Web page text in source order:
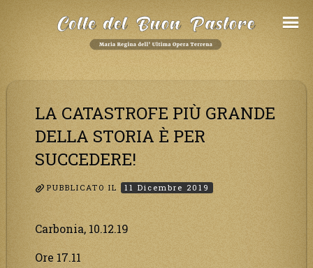
LA CATASTROFE PIÙ GRANDE
DELLA STORIA È PER
SUCCEDERE!
PUBBLICATO IL 11 Dicembre 2019
Carbonia, 10.12.19
Ore 17.11